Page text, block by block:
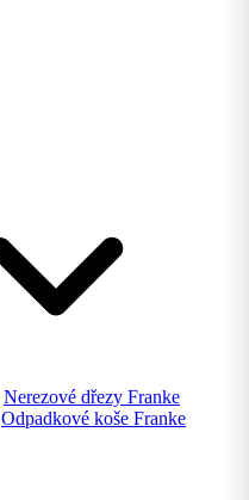
Nerezové dřezy Franke
Odpadkové koše Franke